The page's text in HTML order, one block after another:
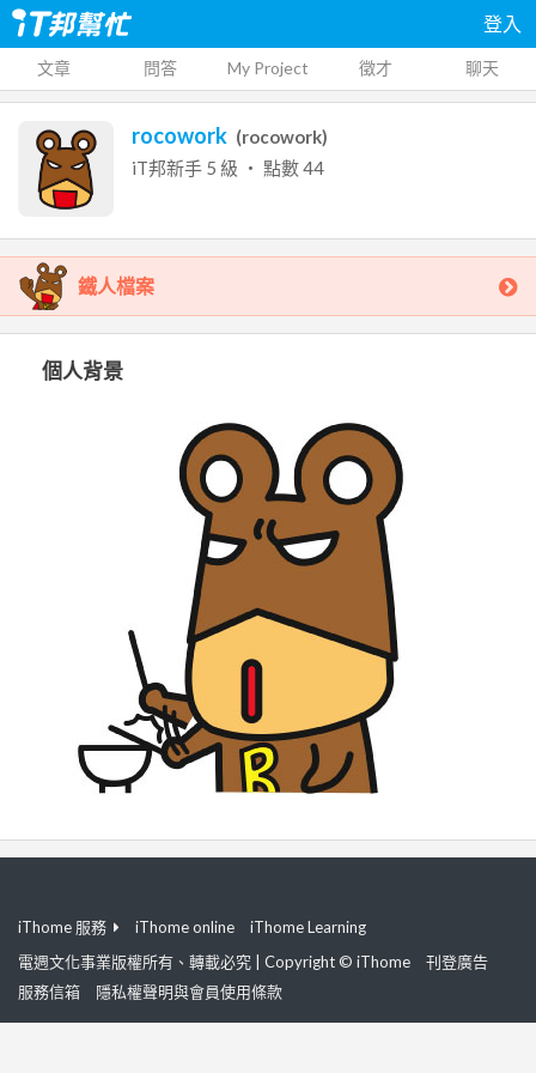
登入
文章 問答 My Project 徵才 聊天
rocowork (rocowork)
iT邦新手 5 級 ‧ 點數44
鐵人檔案
個人背景
iThome 服務 iThome online
iThome Learning
電週文化事業版權所有、轉載必究 | Copyright © iThome
刊登廣告
服務信箱
隱私權聲明與會員使用條款